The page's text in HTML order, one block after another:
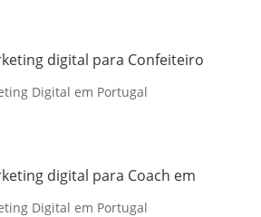
digital para Confeiteiro
Digital em Portugal
digital para Coach em
Digital em Portugal